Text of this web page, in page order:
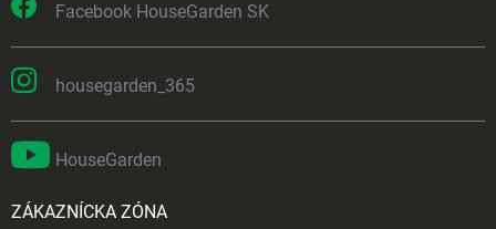
Facebook HouseGarden SK
housegarden_365
HouseGarden
ZÁKAZNÍCKA ZÓNA